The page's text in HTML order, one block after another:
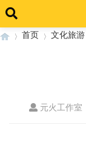
首页 文化旅游
元火工作室